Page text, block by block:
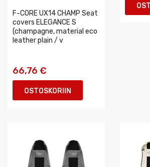
F-CORE UX14 CHAMP Seat
covers ELEGANCE S
(champagne, material eco
leather plain / v
66,76 €
OSTOSKORIIN